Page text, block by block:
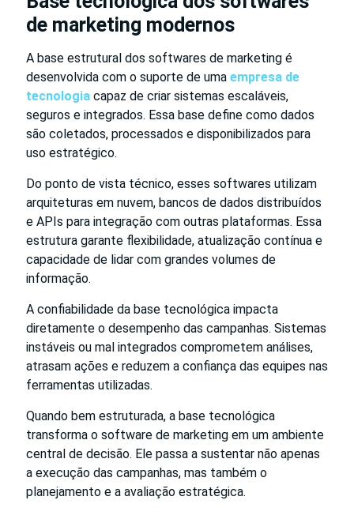
de marketing modernos
A base estrutural dos softwares de marketing é
desenvolvida com o suporte de uma empresa de
tecnologia capaz de criar sistemas escaláveis,
seguros e integrados. Essa base define como dados
são coletados, processados e disponibilizados para
uso estratégico.
Do ponto de vista técnico, esses softwares utilizam
arquiteturas em nuvem, bancos de dados distribuídos
e APIs para integração com outras plataformas. Essa
estrutura garante flexibilidade, atualização contínua e
capacidade de lidar com grandes volumes de
informação.
A confiabilidade da base tecnológica impacta
diretamente o desempenho das campanhas. Sistemas
instáveis ou mal integrados comprometem análises,
atrasam ações e reduzem a confiança das equipes nas
ferramentas utilizadas.
Quando bem estruturada, a base tecnológica
transforma o software de marketing em um ambiente
central de decisão. Ele passa a sustentar não apenas
a execução das campanhas, mas também o
planejamento e a avaliação estratégica.